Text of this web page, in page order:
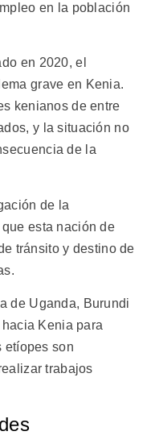
en la población
en 2020, el
grave en Kenia.
kenianos de entre
y la situación no
de la
de la
esta nación de
tránsito y destino de
de Uganda, Burundi
Kenia para
etíopes son
trabajos